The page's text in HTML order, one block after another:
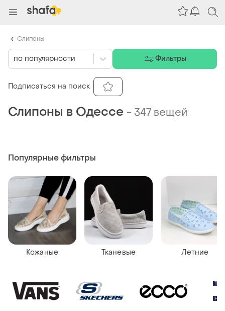
Слипоны в Одессе - 347 вещей
Популярные фильтры
Кожаные Тканевые Летние
по популярности Фильтры
Подписаться на поиск
Слипоны